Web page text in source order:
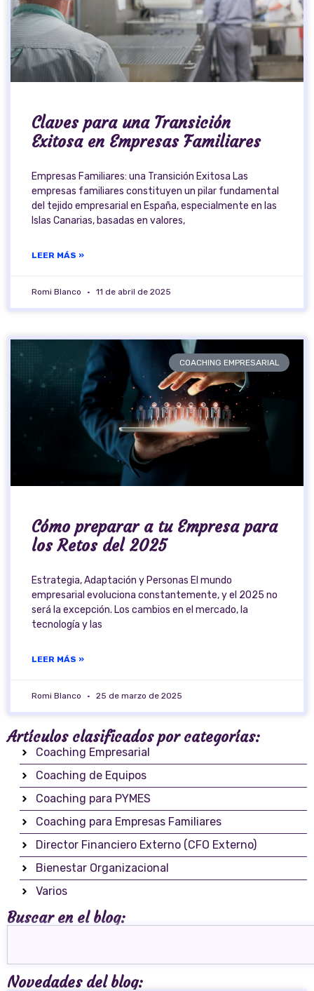
Claves para una Transición
Exitosa en Empresas Familiares
Empresas Familiares: una Transición Exitosa Las
empresas familiares constituyen un pilar fundamental
del tejido empresarial en España, especialmente en las
Islas Canarias, basadas en valores,
LEER MÁS »
Romi Blanco 11 de abril de 2025
COACHING EMPRESARIAL
Cómo preparar a tu Empresa para
los Retos del 2025
Estrategia, Adaptación y Personas El mundo
empresarial evoluciona constantemente, y el 2025 no
será la excepción. Los cambios en el mercado, la
tecnología y las
LEER MÁS »
Romi Blanco 25 de marzo de 2025
Artículos clasificados por categorías:
Coaching Empresarial
Coaching de Equipos
Coaching para PYMES
Coaching para Empresas Familiares
Director Financiero Externo (CFO Externo)
Bienestar Organizacional
Varios
Buscar en el blog:
Novedades del blog: